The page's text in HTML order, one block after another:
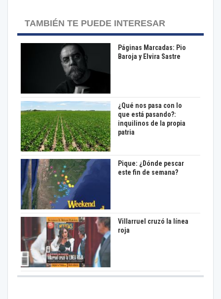
TAMBIÉN TE PUEDE INTERESAR
Páginas Marcadas: Pio
Baroja y Elvira Sastre
¿Qué nos pasa con lo
que está pasando?:
inquilinos de la propia
patria
Pique: ¿Dónde pescar
este fin de semana?
Villarruel cruzó la línea
roja